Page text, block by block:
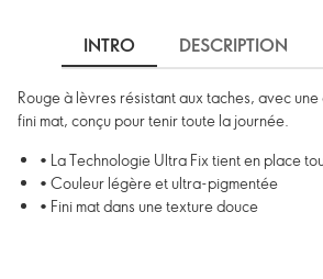
INTRO DESCRIPTION
Rouge à lèvres résistant aux taches, avec
fini mat, conçu pour tenir toute la journée.
• La Technologie Ultra Fix tient en place
• Couleur légère et ultra-pigmentée
• Fini mat dans une texture douce